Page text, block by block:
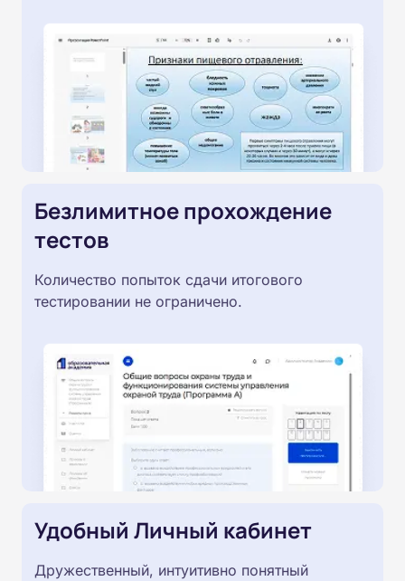
Безлимитное прохождение
тестов
Количество попыток сдачи итогового
тестировании не ограничено.
Удобный Личный кабинет
Дружественный, интуитивно понятный